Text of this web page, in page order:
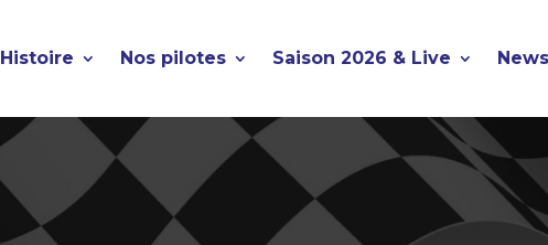
Histoire Nos pilotes Saison 2026 & Live